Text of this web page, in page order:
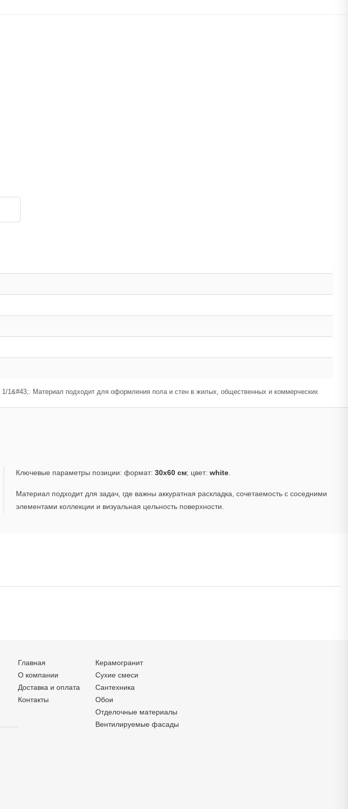
1&#43;. Материал подходит для оформления пола и стен в жилых, общественных и коммерческих
Ключевые параметры позиции: формат: 30x60 см; цвет: white
Материал подходит для задач, где важны аккуратная раскладка, сочетаемость с соседними
элементами коллекции и визуальная цельность поверхности.
Главная
О компании
Доставка и оплата
Контакты
Керамогранит
Сухие смеси
Сантехника
Обои
Отделочные материалы
Вентилируемые фасады